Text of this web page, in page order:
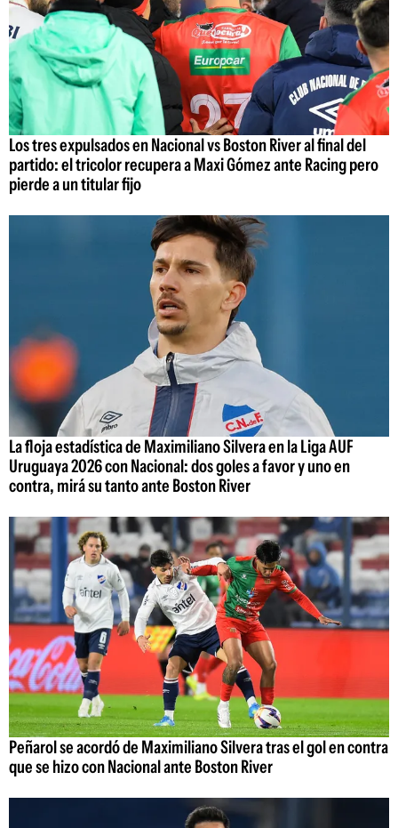
Los tres expulsados en Nacional vs Boston River al final del
partido: el tricolor recupera a Maxi Gómez ante Racing pero
pierde a un titular fijo
La floja estadística de Maximiliano Silvera en la Liga AUF
Uruguaya 2026 con Nacional: dos goles a favor y uno en
contra, mirá su tanto ante Boston River
Peñarol se acordó de Maximiliano Silvera tras el gol en contra
que se hizo con Nacional ante Boston River